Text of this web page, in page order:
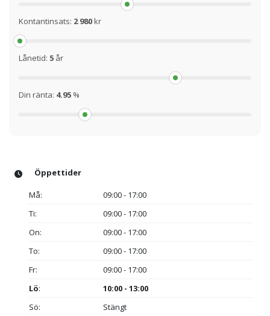
Kontantinsats: 2 980kr
Lånetid: 5 år
Din ränta: 4.95 %
Öppettider
Må:
09:00 - 17:00
Ti:
09:00 - 17:00
On:
09:00 - 17:00
To:
09:00 - 17:00
Fr:
09:00 - 17:00
Lö:
10:00 - 13:00
Sö:
Stängt